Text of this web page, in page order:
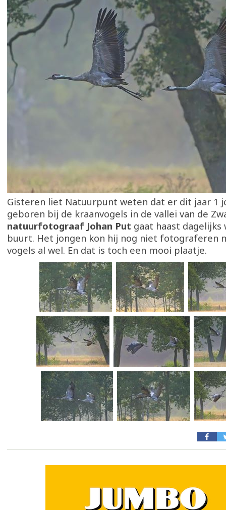
Gisteren liet Natuurpunt weten dat er dit jaar 1
geboren bij de kraanvogels in de vallei van de
natuurfotograaf Johan Put gaat haast dagelijks
buurt. Het jongen kon hij nog niet fotograferen
vogels al wel. En dat is toch een mooi plaatje.